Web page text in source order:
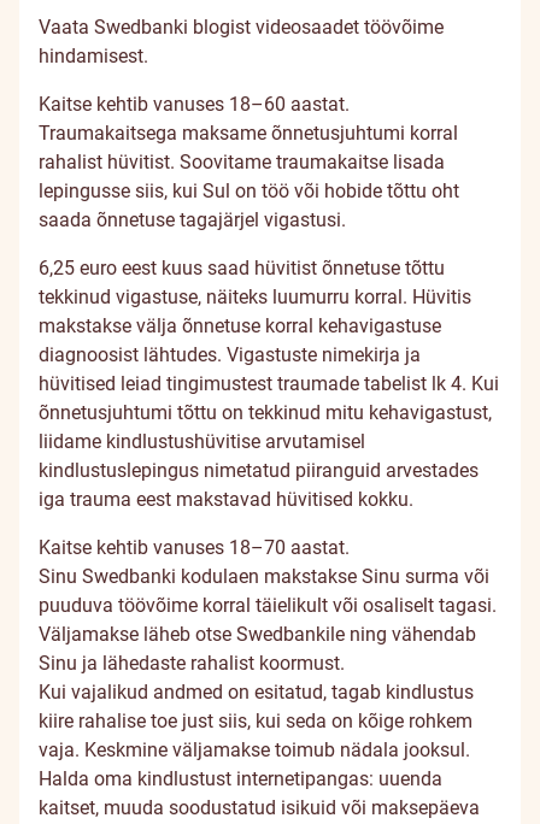
Vaata Swedbanki blogist videosaadet töövõime
hindamisest.
Kaitse kehtib vanuses 18–60 aastat.
Traumakaitsega maksame õnnetusjuhtumi korral
rahalist hüvitist. Soovitame traumakaitse lisada
lepingusse siis, kui Sul on töö või hobide tõttu oht
saada õnnetuse tagajärjel vigastusi.
6,25 euro eest kuus saad hüvitist õnnetuse tõttu
tekkinud vigastuse, näiteks luumurru korral. Hüvitis
makstakse välja õnnetuse korral kehavigastuse
diagnoosist lähtudes. Vigastuste nimekirja ja
hüvitised leiad tingimustest traumade tabelist lk 4. Kui
õnnetusjuhtumi tõttu on tekkinud mitu kehavigastust,
liidame kindlustushüvitise arvutamisel
kindlustuslepingus nimetatud piiranguid arvestades
iga trauma eest makstavad hüvitised kokku.
Kaitse kehtib vanuses 18–70 aastat.
Sinu Swedbanki kodulaen makstakse Sinu surma või
puuduva töövõime korral täielikult või osaliselt tagasi.
Väljamakse läheb otse Swedbankile ning vähendab
Sinu ja lähedaste rahalist koormust.
Kui vajalikud andmed on esitatud, tagab kindlustus
kiire rahalise toe just siis, kui seda on kõige rohkem
vaja. Keskmine väljamakse toimub nädala jooksul.
Halda oma kindlustust internetipangas: uuenda
kaitset, muuda soodustatud isikuid või maksepäeva